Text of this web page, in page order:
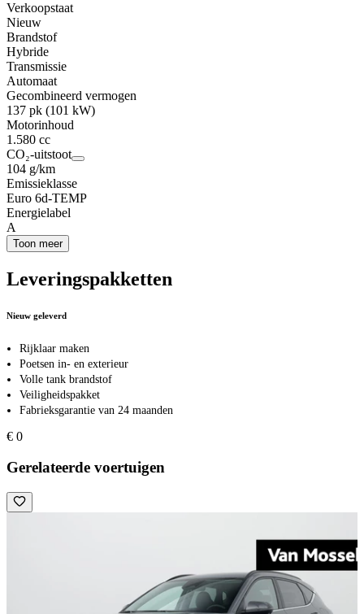
Verkoopstaat
Nieuw
Brandstof
Hybride
Transmissie
Automaat
Gecombineerd vermogen
137 pk (101 kW)
Motorinhoud
1.580 cc
CO₂-uitstoot
104 g/km
Emissieklasse
Euro 6d-TEMP
Energielabel
A
Toon meer
Leveringspakketten
Nieuw geleverd
Rijklaar maken
Poetsen in- en exterieur
Volle tank brandstof
Veiligheidspakket
Fabrieksgarantie van 24 maanden
€ 0
Gerelateerde voertuigen